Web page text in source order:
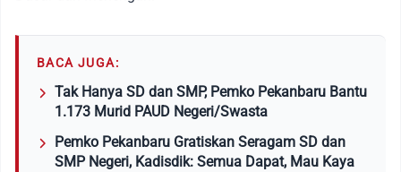
BACA JUGA:
Tak Hanya SD dan SMP, Pemko Pekanbaru Bantu
1.173 Murid PAUD Negeri/Swasta
Pemko Pekanbaru Gratiskan Seragam SD dan
SMP Negeri, Kadisdik: Semua Dapat, Mau Kaya